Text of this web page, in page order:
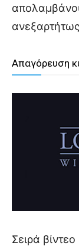
Απαγόρευση
Σειρά